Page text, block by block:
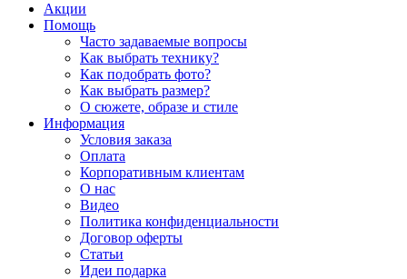
Акции
Помощь
Часто задаваемые вопросы
Как выбрать технику?
Как подобрать фото?
Как выбрать размер?
О сюжете, образе и стиле
Информация
Условия заказа
Оплата
Корпоративным клиентам
О нас
Видео
Политика конфиденциальности
Договор оферты
Статьи
Идеи подарка